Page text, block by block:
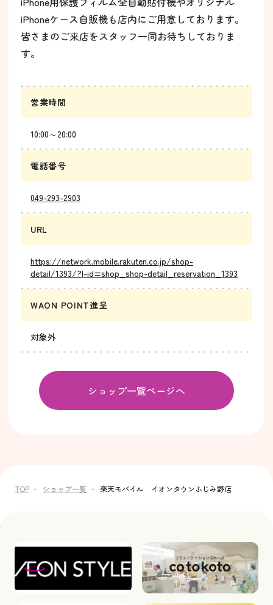
iPhoneケース自販機も店内にご用意しております。
皆さまのご来店をスタッフ一同お待ちしておりま
す。
営業時間
10:00～20:00
電話番号
049-293-2903
URL
https://network.mobile.rakuten.co.jp/shop-
detail/1393/?l-id=shop_shop-detail_reservation_1393
WAON POINT進呈
対象外
ショップ一覧ページへ
TOP ショップ一覧 楽天モバイル イオンタウンふじみ野店